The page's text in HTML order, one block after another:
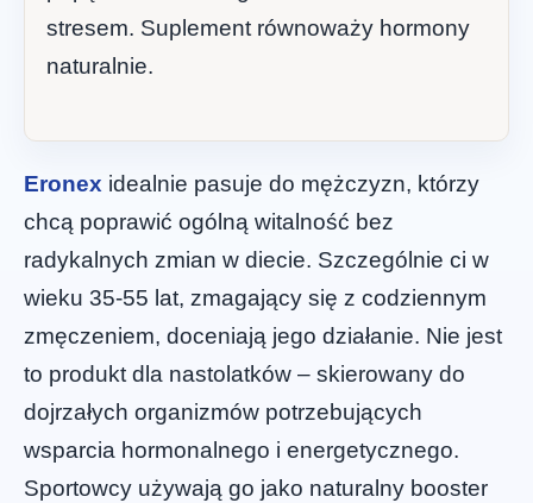
stresem. Suplement równoważy hormony
naturalnie.
Eronex idealnie pasuje do mężczyzn, którzy
chcą poprawić ogólną witalność bez
radykalnych zmian w diecie. Szczególnie ci w
wieku 35-55 lat, zmagający się z codziennym
zmęczeniem, doceniają jego działanie. Nie jest
to produkt dla nastolatków – skierowany do
dojrzałych organizmów potrzebujących
wsparcia hormonalnego i energetycznego.
Sportowcy używają go jako naturalny booster